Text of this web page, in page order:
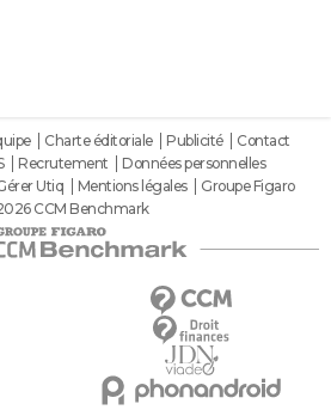
Charte éditoriale Publicité
Contact
Recrutement
Données personnelles
Utiq Mentions légales
Groupe Figaro
CCM Benchmark